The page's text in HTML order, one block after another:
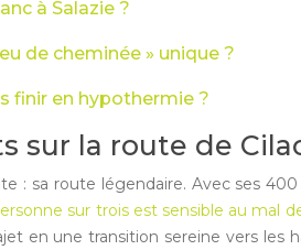
à Salazie ?
de cheminée » unique ?
finir en hypothermie ?
sur la route de
: sa route légendaire. Avec ses
sur trois est sensible au mal
en une transition sereine vers